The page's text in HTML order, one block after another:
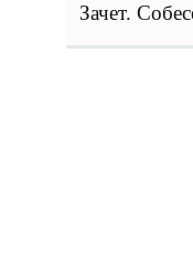
Зачет.